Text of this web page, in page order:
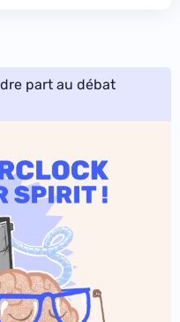
part au débat